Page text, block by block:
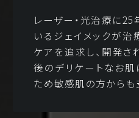
レーザー・光治療に25
いるジェイメックが
ケアを追求し、開発さ
後のデリケートなお
ため敏感肌の方からも